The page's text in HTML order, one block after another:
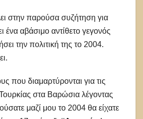
στην παρούσα συζήτηση για
ένα αβάσιμο αντίθετο γεγονός
την πολιτική της το 2004.
που διαμαρτύρονται για τις
στα Βαρώσια λέγοντας
μαζί μου το 2004 θα είχατε